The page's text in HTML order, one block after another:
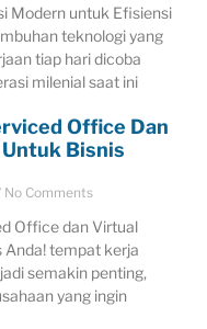
Modern untuk Efisiensi
teknologi yang
tiap hari dicoba
milenial saat ini
Office Dan
Bisnis
No Comments
Office dan Virtual
tempat kerja
semakin penting,
yang ingin